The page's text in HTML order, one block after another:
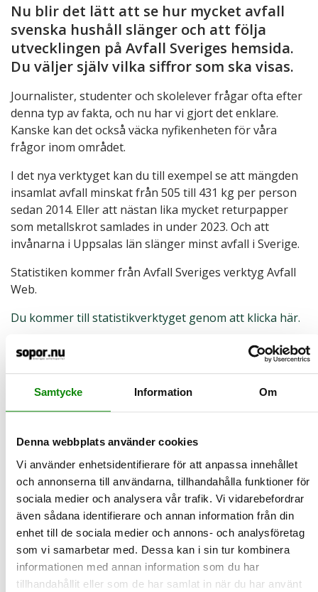
Samtycke Information Om
Denna webbplats använder cookies
Vi använder enhetsidentifierare för att anpassa innehållet
och annonserna till användarna, tillhandahålla funktioner för
sociala medier och analysera vår trafik. Vi vidarebefordrar
även sådana identifierare och annan information från din
enhet till de sociala medier och annons- och analysföretag
som vi samarbetar med. Dessa kan i sin tur kombinera
informationen med annan information som du har
tillhandahållit eller som de har samlat in när du har använt
Nu blir det lätt att se hur mycket avfall
svenska hushåll slänger och att följa
utvecklingen på Avfall Sveriges hemsida.
Du väljer själv vilka siffror som ska visas.
Journalister, studenter och skolelever frågar ofta efter
denna typ av fakta, och nu har vi gjort det enklare.
Kanske kan det också väcka nyfikenheten för våra
frågor inom området.
I det nya verktyget kan du till exempel se att mängden
insamlat avfall minskat från 505 till 431 kg per person
sedan 2014. Eller att nästan lika mycket returpapper
som metallskrot samlades in under 2023. Och att
invånarna i Uppsalas län slänger minst avfall i Sverige.
Statistiken kommer från Avfall Sveriges verktyg Avfall
Web.
Du kommer till statistikverktyget genom att klicka här.
2026-04-16
Gör odlingen roligare - odla i
förpackning
säsongens odling. Varför inte använda sånt som antagligen re…
LÄS MER
2026-03-25
Nu minskar vi matsvinnet - Zero Waste
Day närmar sig
Den 30 mars är det International Zero Waste Day - FN:s initiativ
för att lyfta hållbara konsumtions- och produktions…